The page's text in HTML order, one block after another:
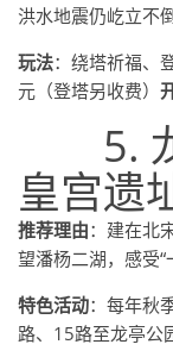
洪水地震仍屹立不倒
玩法：绕塔祈福、
元（登塔另收费）
5.
皇宫遗
推荐理由：建在北
望潘杨二湖，感受“
特色活动：每年秋
路、15路至龙亭公